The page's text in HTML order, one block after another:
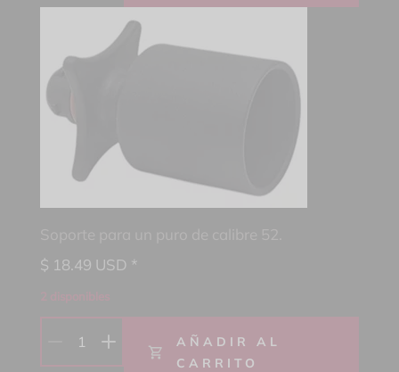
$ 18.49 USD *
1
AÑADIR AL
CARRITO